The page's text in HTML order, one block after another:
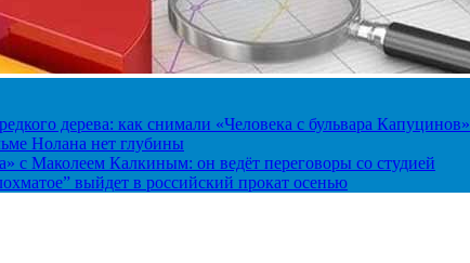
дерева: как снимали «Человека с бульвара Капуцинов»
Нолана нет глубины
с Маколеем Калкиным: он ведёт переговоры со студией
выйдет в российский прокат осенью